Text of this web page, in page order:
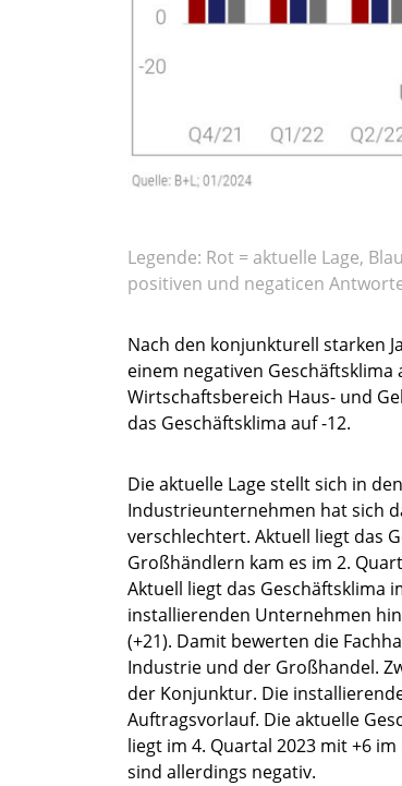
Legende: Rot = aktuelle Lage,
positiven und negaticen
Nach den konjunkturell starken
einem negativen Geschäftsklima
Wirtschaftsbereich Haus- und
das Geschäftsklima auf -12.
Die aktuelle Lage stellt sich in
Industrieunternehmen hat sich
verschlechtert. Aktuell liegt das
Großhändlern kam es im 2.
Aktuell liegt das Geschäftsklima
installierenden Unternehmen
(+21). Damit bewerten die
Industrie und der Großhandel.
der Konjunktur. Die
Auftragsvorlauf. Die aktuelle
liegt im 4. Quartal 2023 mit +6
sind allerdings negativ.